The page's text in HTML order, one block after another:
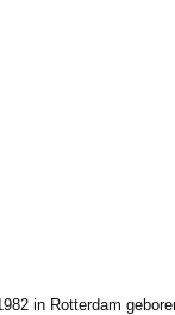
in Rotterdam